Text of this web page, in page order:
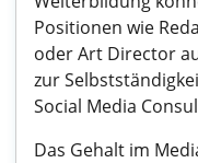
Positionen wie
oder Art Director
zur
Social Media
Das Gehalt im